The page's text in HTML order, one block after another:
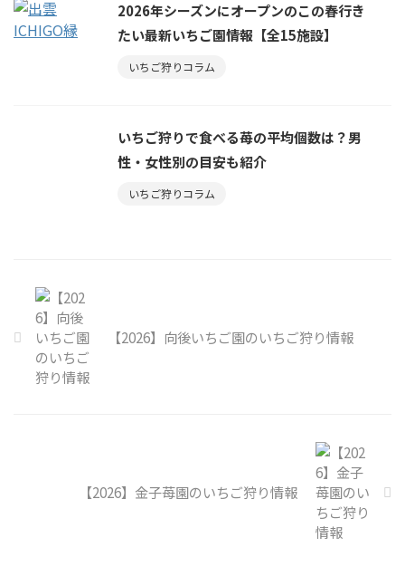
2026年シーズンにオープンのこの春行き
たい最新いちご園情報【全15施設】
いちご狩りコラム
いちご狩りで食べる苺の平均個数は？男
性・女性別の目安も紹介
いちご狩りコラム
【2026】向後いちご園のいちご狩り情報
【2026】金子苺園のいちご狩り情報